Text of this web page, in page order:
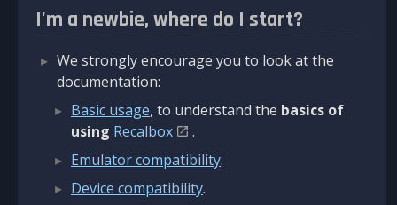
I'm a newbie, where do I start?
We strongly encourage you to look at the
documentation:
Basic usage, to understand the basics of
using Recalbox
.
Emulator compatibility.
Device compatibility.